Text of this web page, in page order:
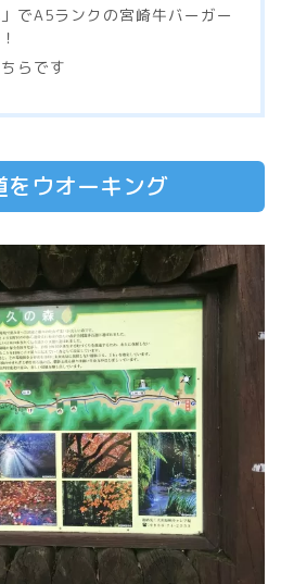
でA5ランクの宮崎牛バーガー
らです
ウオーキング